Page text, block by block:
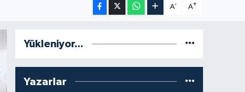
A- A+
Yükleniyor...
Yazarlar